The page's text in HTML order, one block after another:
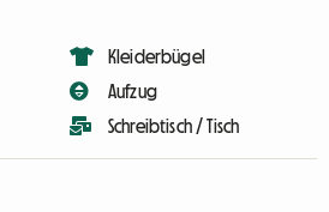
Kleiderbügel
Aufzug
Schreibtisch / Tisch